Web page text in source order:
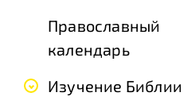
Православный
календарь
Изучение Библии